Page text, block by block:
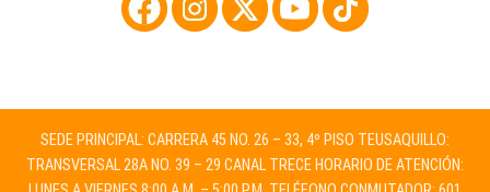
SEDE PRINCIPAL: CARRERA 45 NO. 26 – 33, 4º PISO TEUSAQUILLO:
TRANSVERSAL 28A NO. 39 – 29 CANAL TRECE HORARIO DE ATENCIÓN: